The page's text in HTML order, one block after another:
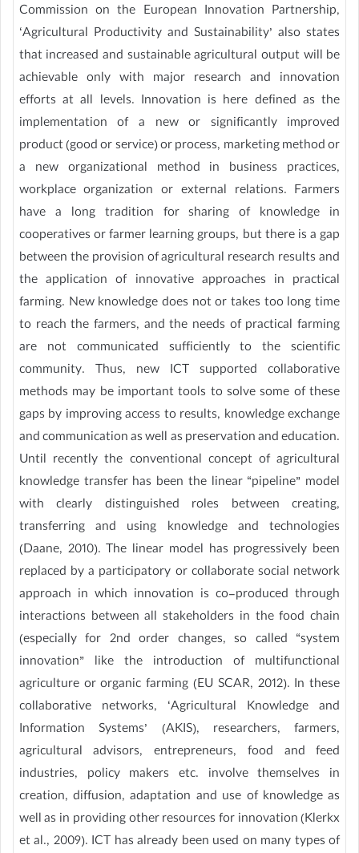
Commission on the European Innovation Partnership,
‘Agricultural Productivity and Sustainability’ also states
that increased and sustainable agricultural output will be
achievable only with major research and innovation
efforts at all levels. Innovation is here defined as the
implementation of a new or significantly improved
product (good or service) or process, marketing method or
a new organizational method in business practices,
workplace organization or external relations. Farmers
have a long tradition for sharing of knowledge in
cooperatives or farmer learning groups, but there is a gap
between the provision of agricultural research results and
the application of innovative approaches in practical
farming. New knowledge does not or takes too long time
to reach the farmers, and the needs of practical farming
are not communicated sufficiently to the scientific
community. Thus, new ICT supported collaborative
methods may be important tools to solve some of these
gaps by improving access to results, knowledge exchange
and communication as well as preservation and education.
Until recently the conventional concept of agricultural
knowledge transfer has been the linear “pipeline” model
with clearly distinguished roles between creating,
transferring and using knowledge and technologies
(Daane, 2010). The linear model has progressively been
replaced by a participatory or collaborate social network
approach in which innovation is co-produced through
interactions between all stakeholders in the food chain
(especially for 2nd order changes, so called “system
innovation” like the introduction of multifunctional
agriculture or organic farming (EU SCAR, 2012). In these
collaborative networks, ‘Agricultural Knowledge and
Information Systems’ (AKIS), researchers, farmers,
agricultural advisors, entrepreneurs, food and feed
industries, policy makers etc. involve themselves in
creation, diffusion, adaptation and use of knowledge as
well as in providing other resources for innovation (Klerkx
et al., 2009). ICT has already been used on many types of